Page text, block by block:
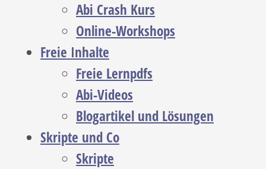
Abi Crash Kurs
Online-Workshops
Freie Inhalte
Freie Lernpdfs
Abi-Videos
Blogartikel und Lösungen
Skripte und Co
Skripte